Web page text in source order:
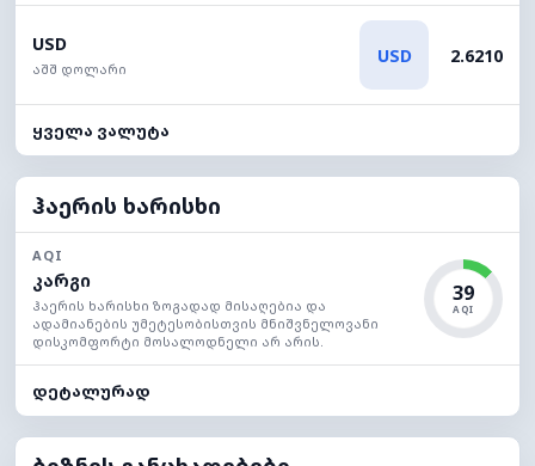
USD
აშშ დოლარი
USD 2.6210
ყველა ვალუტა
ჰაერის ხარისხი
AQI
კარგი
ჰაერის ხარისხი ზოგადად მისაღებია და
ადამიანების უმეტესობისთვის მნიშვნელოვანი
დისკომფორტი მოსალოდნელი არ არის.
39
AQI
დეტალურად